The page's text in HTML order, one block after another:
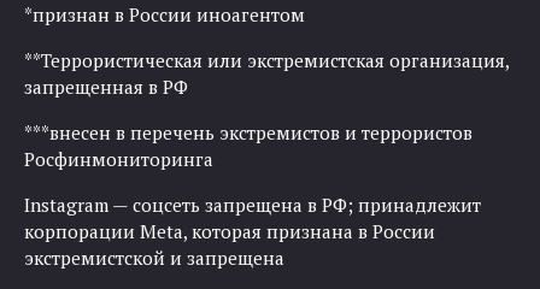
*признан в России иноагентом
**Террористическая или экстремистская организация,
запрещенная в РФ
***внесен в перечень экстремистов и террористов
Росфинмониторинга
Instagram — соцсеть запрещена в РФ; принадлежит
корпорации Meta, которая признана в России
экстремистской и запрещена